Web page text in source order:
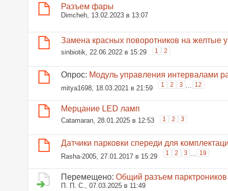
Разъем фары
Dimcheh, 13.02.2023 в 13:07
Замена красных поворотников на желтые
sinbiotik , 22.06.2022 в 15:29 1 2
Опрос: Модуль управления интервалами
mitya1698, 18.03.2021 в 21:59 1 2 3 ... 12
Мерцание LED ламп
Catamaran, 28.01.2025 в 12:53 1 2 3
Датчики парковки спереди для
Rasha-2005, 27.01.2017 в 15:29 1 2 3 ... 19
Перемещено: Общий разъем парктроников
П. П. С., 07.03.2025 в 11:49